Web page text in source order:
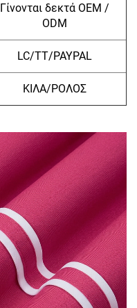
Γίνονται δεκτά OEM /
ODM
LC/TT/PAYPAL
ΚΙΛΑ/ΡΟΛΟΣ